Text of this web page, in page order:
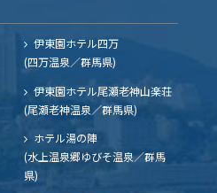
伊東園ホテル四万
(四万温泉／群馬県)
伊東園ホテル尾瀬老神山楽荘
(尾瀬老神温泉／群馬県)
ホテル湯の陣
(水上温泉郷ゆびそ温泉／群馬
県)